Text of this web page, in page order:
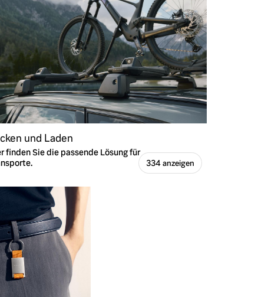
und Laden
finden Sie die passende Lösung für
334 anzeigen